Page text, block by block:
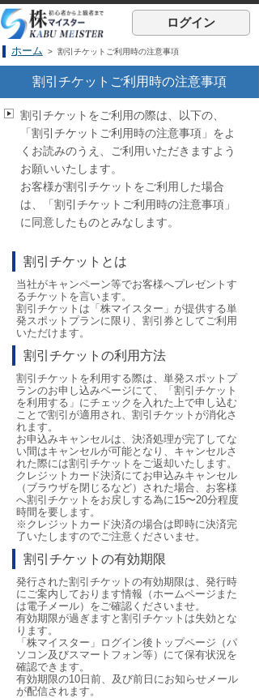
ログイン
ホーム > 割引チケットご利用時の注意事項
割引チケットご利用時の注意事項
割引チケットをご利用の際は、以下の、
「割引チケットご利用時の注意事項」をよ
くお読みのうえ、ご利用いただきますよう
お願いいたします。
お客様が割引チケットをご利用した場合
は、「割引チケットご利用時の注意事項」
に同意したものとみなします。
割引チケットとは
当社がキャンペーン等でお客様へプレゼントす
るチケットを言います。
割引チケットは「株マイスター」が提供する単
発スポットプランに限り、割引券としてご利用
いただけます。
割引チケットの利用方法
割引チケットを利用する際は、単発スポットプ
ランのお申し込みページにて、「割引チケット
を利用する」にチェックを入れた上で申し込む
ことで割引が適用され、割引チケットが消化さ
れます。
お申込みキャンセルは、決済処理が完了してな
い間はキャンセルが可能となり、キャンセルさ
れた際には割引チケットをご返却いたします。
クレジットカード決済にてお申込みキャンセル
（ブラウザを閉じるなど）された場合、お客様
へ割引チケットをお戻しする為に15〜20分程度
時間を要します。
※クレジットカード決済の場合は即時に決済完
了いたしますのでご注意くださいませ。
割引チケットの有効期限
発行された割引チケットの有効期限は、発行時
にご案内しております情報（ホームページまた
は電子メール）をご確認くださいませ。
有効期限が過ぎますと割引チケットは失効とな
ります。
「株マイスター」ログイン後トップページ（パ
ソコン及びスマートフォン等）にて保有状況を
確認できます。
有効期限の10日前、及び前日にお知らせメール
が配信されます。